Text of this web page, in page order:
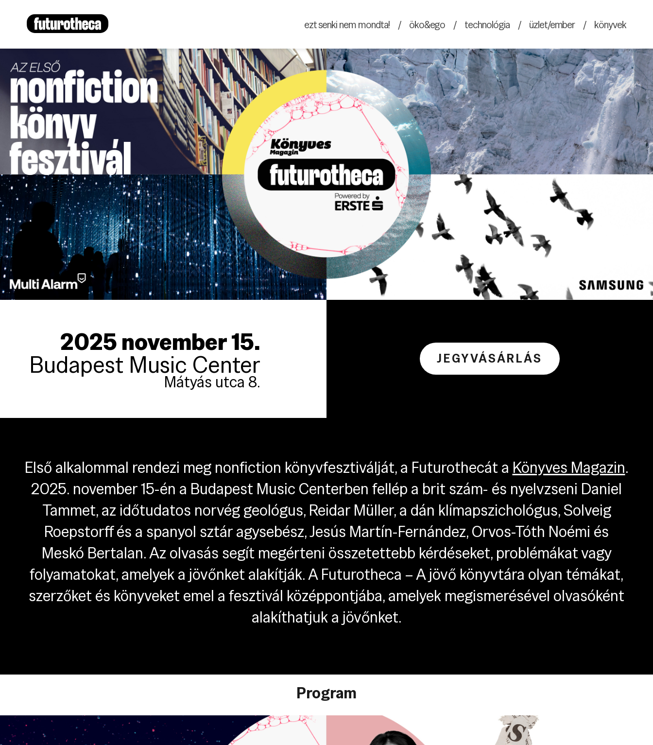
ezt senki nem mondta! / öko&ego / technológia / üzlet/ember / könyvek
2025 november 15.
Budapest Music Center
Mátyás utca 8.
JEGYVÁSÁRLÁS
Első alkalommal rendezi meg nonfiction könyvfesztiválját, a Futurothecát a Könyves Magazin.
2025. november 15-én a Budapest Music Centerben fellép a brit szám- és nyelvzseni Daniel
Tammet, az időtudatos norvég geológus, Reidar Müller, a dán klímapszichológus, Solveig
Roepstorff és a spanyol sztár agysebész, Jesús Martín-Fernández, Orvos-Tóth Noémi és
Meskó Bertalan. Az olvasás segít megérteni összetettebb kérdéseket, problémákat vagy
folyamatokat, amelyek a jövőnket alakítják. A Futurotheca – A jövő könyvtára olyan témákat,
szerzőket és könyveket emel a fesztivál középpontjába, amelyek megismerésével olvasóként
alakíthatjuk a jövőnket.
Program